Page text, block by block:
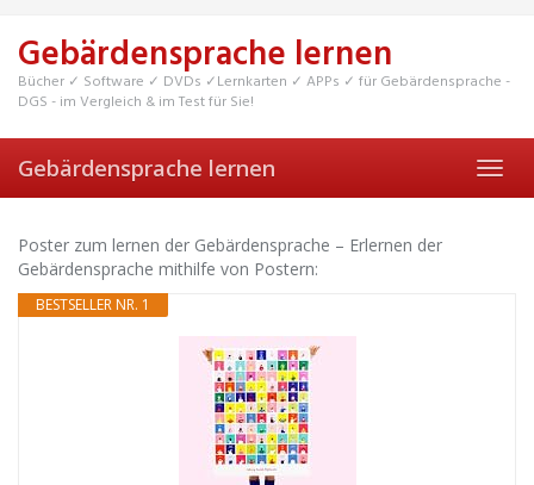
main
content
Gebärdensprache lernen
Bücher ✓ Software ✓ DVDs ✓Lernkarten ✓ APPs ✓ für Gebärdensprache -
DGS - im Vergleich & im Test für Sie!
Gebärdensprache lernen
Poster zum lernen der Gebärdensprache – Erlernen der
Gebärdensprache mithilfe von Postern:
BESTSELLER NR. 1